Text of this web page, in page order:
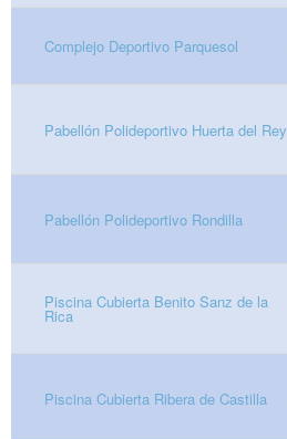
Complejo Deportivo Parquesol
Pabellón Polideportivo Huerta del Rey
Pabellón Polideportivo Rondilla
Piscina Cubierta Benito Sanz de la
Rica
Piscina Cubierta Ribera de Castilla